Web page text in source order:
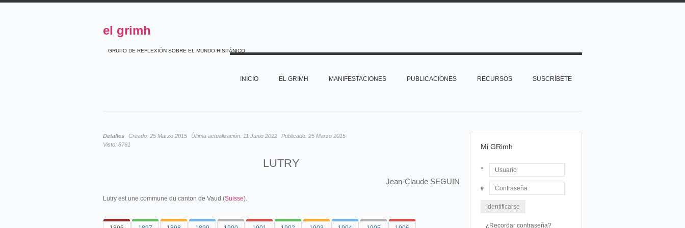
el grimh
GRUPO DE REFLEXIÓN SOBRE EL MUNDO HISPÁNICO
INICIO EL GRIMH MANIFESTACIONES PUBLICACIONES RECURSOS SUSCRÍBETE
Detalles Creado: 25 Marzo 2015 Última actualización: 11 Junio 2022 Publicado: 25 Marzo 2015
Visto: 8761
LUTRY
Jean-Claude SEGUIN
Lutry est une commune du canton de Vaud (Suisse).
Mi GRimh
Usuario
¿Recordar contraseña?